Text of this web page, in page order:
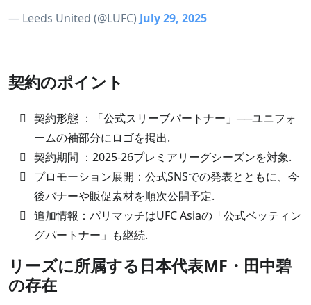
— Leeds United (@LUFC) July 29, 2025
契約のポイント
契約形態 ：「公式スリーブパートナー」──ユニフォ
ームの袖部分にロゴを掲出.
契約期間 ：2025-26プレミアリーグシーズンを対象.
プロモーション展開：公式SNSでの発表とともに、今
後バナーや販促素材を順次公開予定.
追加情報：パリマッチはUFC Asiaの「公式ベッティン
グパートナー」も継続.
リーズに所属する日本代表MF・田中碧
の存在